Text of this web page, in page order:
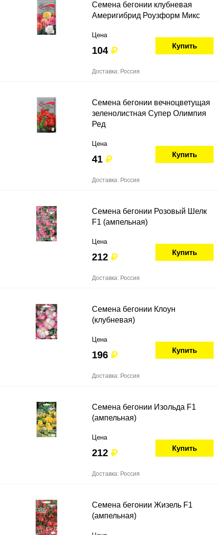
Семена бегонии клубневая
Америгибрид Роузформ Микс
Цена
104 Купить
Доставка: Россия
Семена бегонии вечноцветущая
зеленолистная Супер Олимпия
Ред
Цена
41 Купить
Доставка: Россия
Семена бегонии Розовый Шелк
F1 (ампельная)
Цена
212 Купить
Доставка: Россия
Семена бегонии Клоун
(клубневая)
Цена
196 Купить
Доставка: Россия
Семена бегонии Изольда F1
(ампельная)
Цена
212 Купить
Доставка: Россия
Семена бегонии Жизель F1
(ампельная)